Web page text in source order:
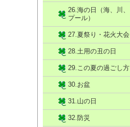
26.海の日（海、川、
プール）
27.夏祭り・花火大会
28.土用の丑の日
29.この夏の過ごし方
30.お盆
31.山の日
32.防災